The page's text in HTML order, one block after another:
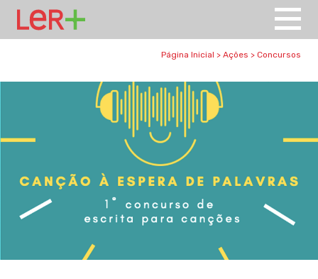
Página Inicial > Ações > Concursos